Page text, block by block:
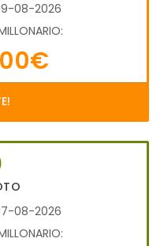
08-2026
08-2026